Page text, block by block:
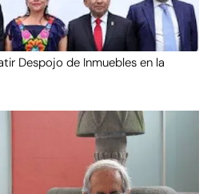
Despojo de Inmuebles en la